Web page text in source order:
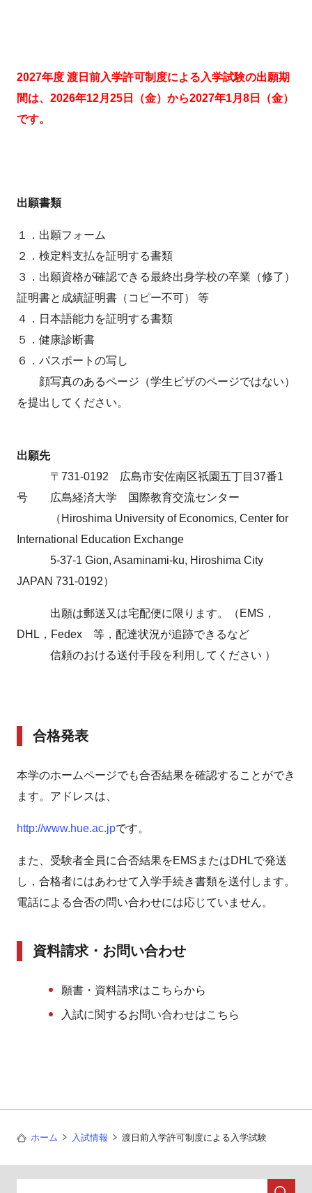
2027年度 渡日前入学許可制度による入学試験の出願期
間は、2026年12月25日（金）から2027年1月8日（金）
です。
出願書類
１．出願フォーム
２．検定料支払を証明する書類
３．出願資格が確認できる最終出身学校の卒業（修了）
証明書と成績証明書（コピー不可） 等
４．日本語能力を証明する書類
５．健康診断書
６．パスポートの写し
顔写真のあるページ（学生ビザのページではない）
を提出してください。
出願先
〒731-0192 広島市安佐南区祇園五丁目37番1
号 広島経済大学 国際教育交流センター
（Hiroshima University of Economics, Center for
International Education Exchange
5-37-1 Gion, Asaminami-ku, Hiroshima City
JAPAN 731-0192）
出願は郵送又は宅配便に限ります。（EMS，
DHL，Fedex 等，配達状況が追跡できるなど
信頼のおける送付手段を利用してください ）
合格発表
本学のホームページでも合否結果を確認することができ
ます。アドレスは、
http://www.hue.ac.jpです。
また、受験者全員に合否結果をEMSまたはDHLで発送
し，合格者にはあわせて入学手続き書類を送付します。
電話による合否の問い合わせには応じていません。
資料請求・お問い合わせ
願書・資料請求はこちらから
入試に関するお問い合わせはこちら
ホーム 入試情報 渡日前入学許可制度による入学試験